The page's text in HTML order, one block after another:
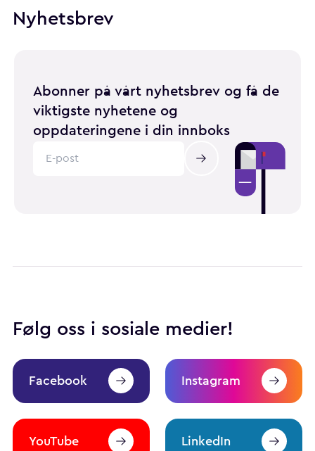
Nyhetsbrev
Abonner på vårt nyhetsbrev og få de
viktigste nyhetene og
oppdateringene i din innboks
Følg oss i sosiale medier!
Facebook Instagram
YouTube LinkedIn